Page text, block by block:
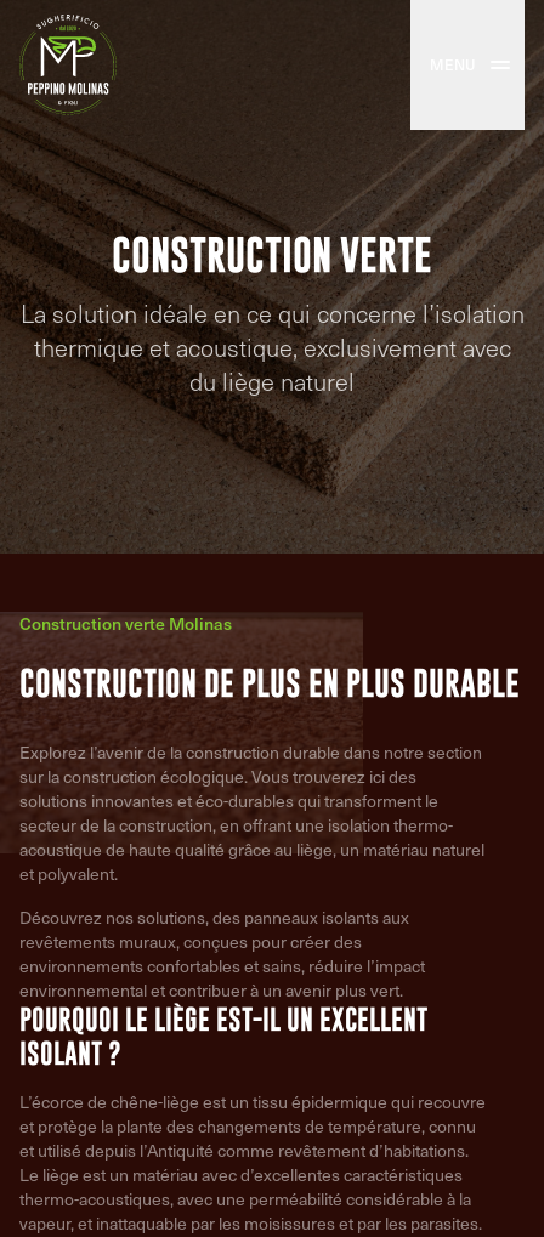
CONSTRUCTION VERTE
La solution idéale en ce qui concerne l’isolation
thermique et acoustique, exclusivement avec
du liège naturel
Construction verte Molinas
CONSTRUCTION DE PLUS EN PLUS DURABLE
Explorez l’avenir de la construction durable dans notre section
sur la construction écologique. Vous trouverez ici des
solutions innovantes et éco-durables qui transforment le
secteur de la construction, en offrant une isolation thermo-
acoustique de haute qualité grâce au liège, un matériau naturel
et polyvalent.
Découvrez nos solutions, des panneaux isolants aux
revêtements muraux, conçues pour créer des
environnements confortables et sains, réduire l’impact
environnemental et contribuer à un avenir plus vert.
POURQUOI LE LIÈGE EST-IL UN EXCELLENT
ISOLANT ?
L’écorce de chêne-liège est un tissu épidermique qui recouvre
et protège la plante des changements de température, connu
et utilisé depuis l’Antiquité comme revêtement d’habitations.
Le liège est un matériau avec d’excellentes caractéristiques
thermo-acoustiques, avec une perméabilité considérable à la
vapeur, et inattaquable par les moisissures et par les parasites.